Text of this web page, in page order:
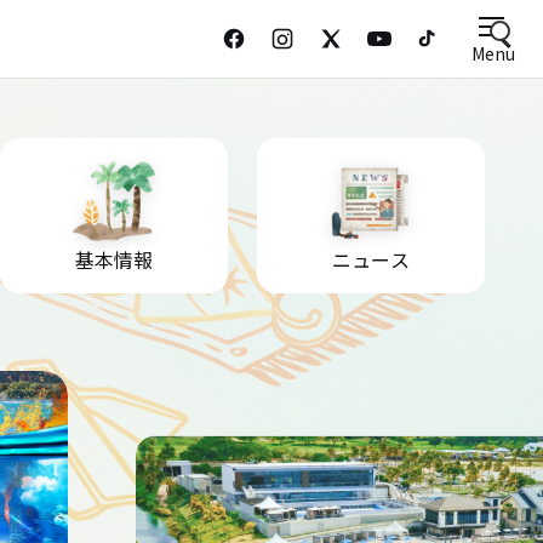
Menu
基本情報 ニュース